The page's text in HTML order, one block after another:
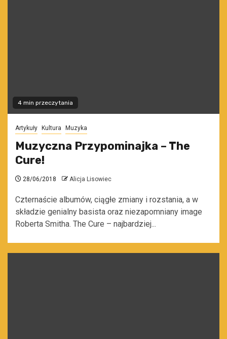
4 min przeczytania
Artykuły Kultura Muzyka
Muzyczna Przypominajka – The
Cure!
28/06/2018 Alicja Lisowiec
Czternaście albumów, ciągłe zmiany i rozstania, a w
składzie genialny basista oraz niezapomniany image
Roberta Smitha. The Cure – najbardziej...